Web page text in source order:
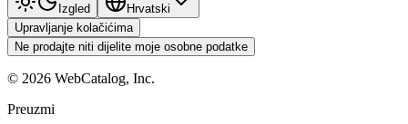
Izgled
Hrvatski
Upravljanje kolačićima
Ne prodajte niti dijelite moje osobne podatke
© 2026 WebCatalog, Inc.
Preuzmi